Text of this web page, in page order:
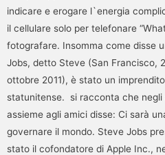
indicare e erogare l`energia
il cellulare solo per telefonare
fotografare. Insomma come disse
Jobs, detto Steve (San Francisco,
ottobre 2011), è stato un
statunitense. si racconta che negli
assieme agli amici disse: Ci sarà
governare il mondo. Steve Jobs
stato il cofondatore di Apple Inc.,